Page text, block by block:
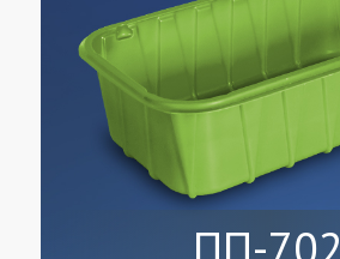
ПП-702